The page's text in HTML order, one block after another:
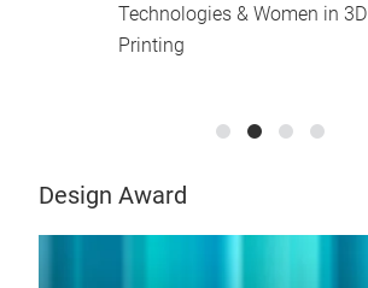
Technologies & Women in 3D
Printing
Design Award